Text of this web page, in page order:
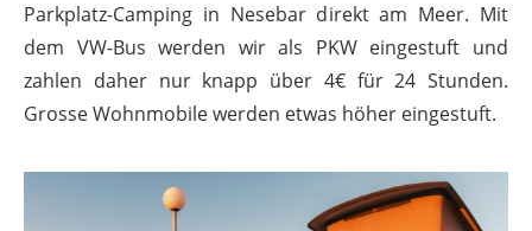
Parkplatz-Camping in Nesebar direkt am Meer. Mit
dem VW-Bus werden wir als PKW eingestuft und
zahlen daher nur knapp über 4€ für 24 Stunden.
Grosse Wohnmobile werden etwas höher eingestuft.